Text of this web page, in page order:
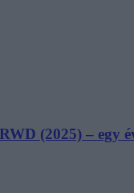
(2025) – egy